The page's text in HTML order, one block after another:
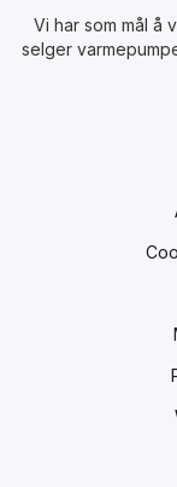
Vi har som mål å
selger